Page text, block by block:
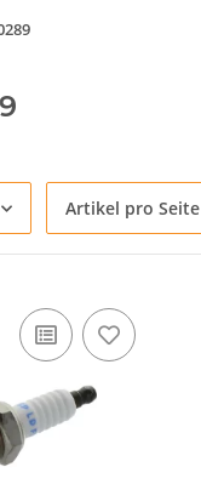
Artikel pro Seite